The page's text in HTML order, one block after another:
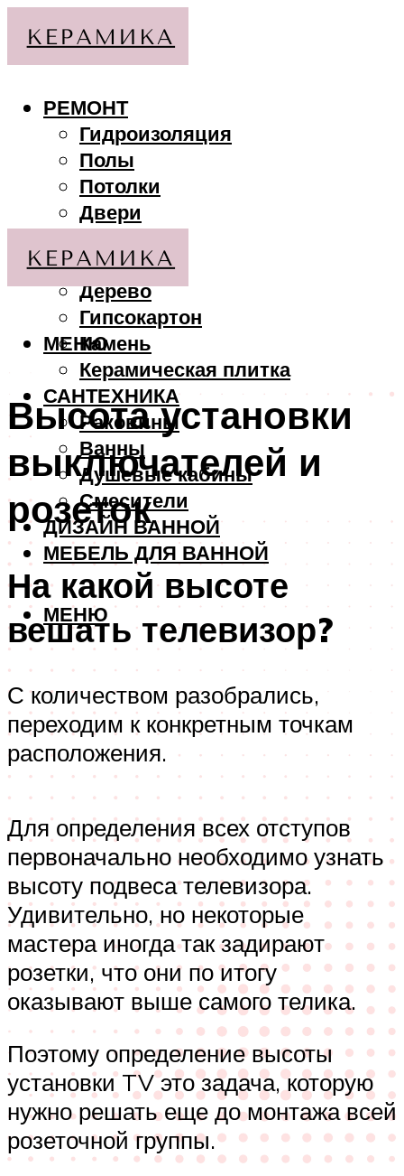
РЕМОНТ
Гидроизоляция
Полы
Потолки
Двери
МАТЕРИАЛЫ
Дерево
Гипсокартон
Камень
Керамическая плитка
САНТЕХНИКА
Раковины
Ванны
Душевые кабины
Смесители
ДИЗАЙН ВАННОЙ
МЕБЕЛЬ ДЛЯ ВАННОЙ
МЕНЮ
МЕНЮ
Высота установки
выключателей и
розеток
На какой высоте
вешать телевизор?
С количеством разобрались,
переходим к конкретным точкам
расположения.
Для определения всех отступов
первоначально необходимо узнать
высоту подвеса телевизора.
Удивительно, но некоторые
мастера иногда так задирают
розетки, что они по итогу
оказывают выше самого телика.
Поэтому определение высоты
установки TV это задача, которую
нужно решать еще до монтажа всей
розеточной группы.